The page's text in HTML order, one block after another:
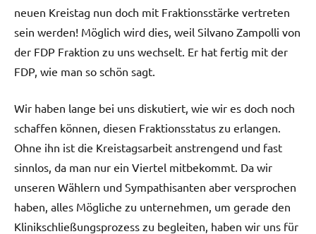
neuen Kreistag nun doch mit Fraktionsstärke vertreten
sein werden! Möglich wird dies, weil Silvano Zampolli von
der FDP Fraktion zu uns wechselt. Er hat fertig mit der
FDP, wie man so schön sagt.
Wir haben lange bei uns diskutiert, wie wir es doch noch
schaffen können, diesen Fraktionsstatus zu erlangen.
Ohne ihn ist die Kreistagsarbeit anstrengend und fast
sinnlos, da man nur ein Viertel mitbekommt. Da wir
unseren Wählern und Sympathisanten aber versprochen
haben, alles Mögliche zu unternehmen, um gerade den
Klinikschließungsprozess zu begleiten, haben wir uns für